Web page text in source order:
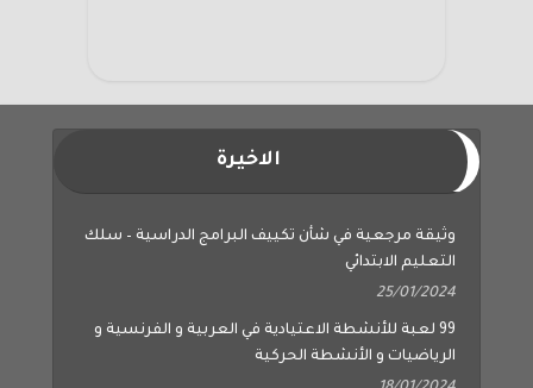
الاخيرة
وثيقة مرجعية في شأن تكييف البرامج الدراسية – سلك
التعليم الابتدائي
25/01/2024
99 لعبة للأنشطة الاعتيادية في العربية و الفرنسية و
الرياضيات و الأنشطة الحركية